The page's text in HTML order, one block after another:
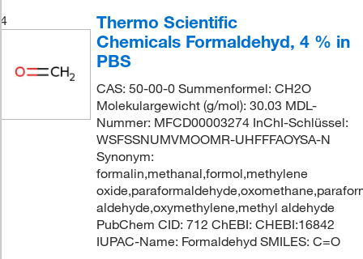
4
Thermo Scientific
Chemicals Formaldehyd, 4 % in
PBS
CAS: 50-00-0 Summenformel: CH2O
Molekulargewicht (g/mol): 30.03 MDL-
Nummer: MFCD00003274 InChI-Schlüssel:
WSFSSNUMVMOOMR-UHFFFAOYSA-N
Synonym:
formalin,methanal,formol,methylene
aldehyde,oxymethylene,methyl aldehyde
PubChem CID: 712 ChEBI: CHEBI:16842
IUPAC-Name: Formaldehyd SMILES: C=O